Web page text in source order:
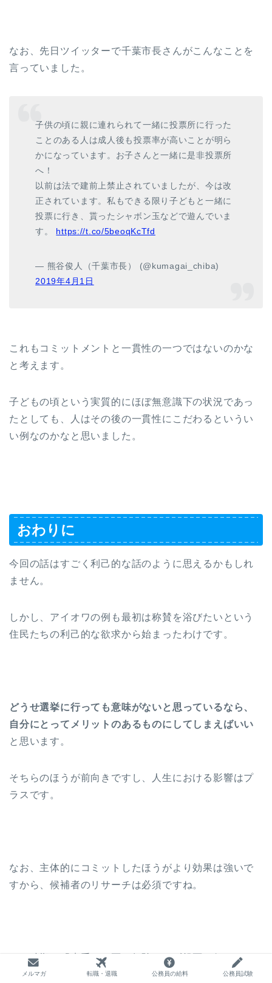
なお、先日ツイッターで千葉市長さんがこんなことを
言っていました。
子供の頃に親に連れられて一緒に投票所に行った
ことのある人は成人後も投票率が高いことが明ら
かになっています。お子さんと一緒に是非投票所
へ！
以前は法で建前上禁止されていましたが、今は改
正されています。私もできる限り子どもと一緒に
投票に行き、貰ったシャボン玉などで遊んでいま
す。 https://t.co/5beoqKcTfd
— 熊谷俊人（千葉市長） (@kumagai_chiba)
2019年4月1日
これもコミットメントと一貫性の一つではないのかな
と考えます。
子どもの頃という実質的にほぼ無意識下の状況であっ
たとしても、人はその後の一貫性にこだわるというい
い例なのかなと思いました。
おわりに
今回の話はすごく利己的な話のように思えるかもしれ
ません。
しかし、アイオワの例も最初は称賛を浴びたいという
住民たちの利己的な欲求から始まったわけです。
どうせ選挙に行っても意味がないと思っているなら、
自分にとってメリットのあるものにしてしまえばいい
と思います。
そちらのほうが前向きですし、人生における影響はプ
ラスです。
なお、主体的にコミットしたほうがより効果は強いで
すから、候補者のリサーチは必須ですね。
この時期、「貴重な一票を無駄にせず投票に行きまし
ょう」という文句をよく目にしますが、何も考えずに
メルマガ 転職・退職 公務員の給料 公務員試験